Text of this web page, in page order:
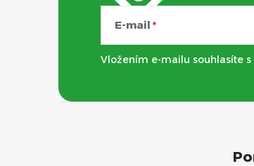
E-mail
Vložením e-mailu souhlasíte s